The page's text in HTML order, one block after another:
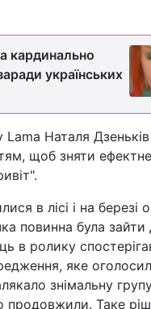
кардинально
українських
Lama Наталя Дзеньків
щоб зняти
в лісі і на березі
повинна була зайти
в ролику
яке
знімальну
продовжили. Таке